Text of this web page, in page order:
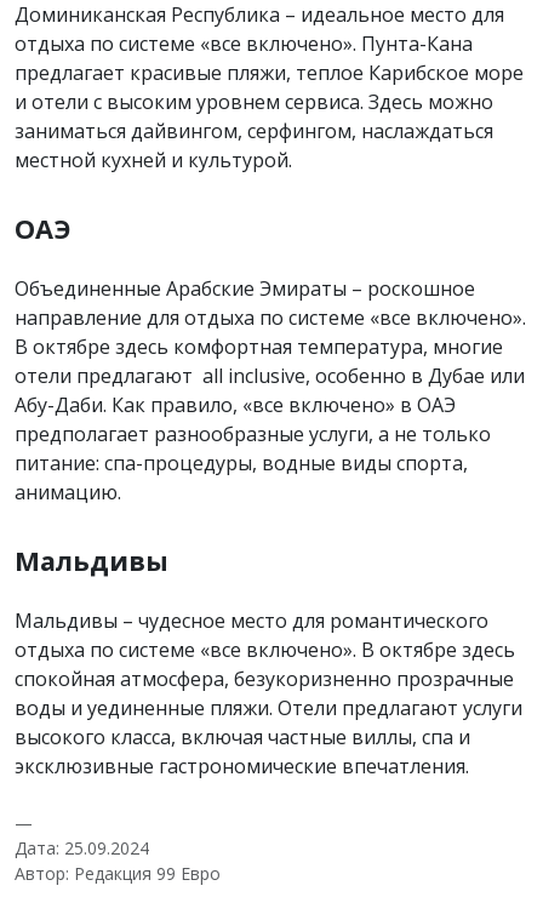
Доминиканская Республика – идеальное место для
отдыха по системе «все включено». Пунта-Кана
предлагает красивые пляжи, теплое Карибское море
и отели с высоким уровнем сервиса. Здесь можно
заниматься дайвингом, серфингом, наслаждаться
местной кухней и культурой.
ОАЭ
Объединенные Арабские Эмираты – роскошное
направление для отдыха по системе «все включено».
В октябре здесь комфортная температура, многие
отели предлагают all inclusive, особенно в Дубае или
Абу-Даби. Как правило, «все включено» в ОАЭ
предполагает разнообразные услуги, а не только
питание: спа-процедуры, водные виды спорта,
анимацию.
Мальдивы
Мальдивы – чудесное место для романтического
отдыха по системе «все включено». В октябре здесь
спокойная атмосфера, безукоризненно прозрачные
воды и уединенные пляжи. Отели предлагают услуги
высокого класса, включая частные виллы, спа и
эксклюзивные гастрономические впечатления.
—
Дата: 25.09.2024
Автор: Редакция 99 Евро